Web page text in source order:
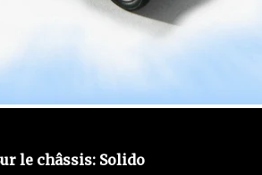
le châssis: Solido